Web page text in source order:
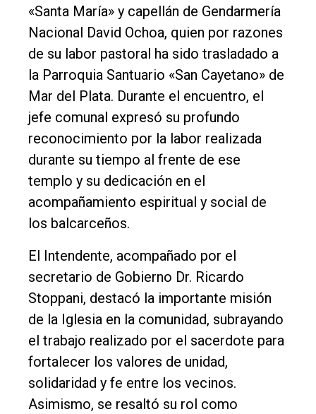
Rural
Deportes
Fúnebres
Edición
Empresa
Nosotros
Contacto
«Santa María» y capellán de Gendarmería
Nacional David Ochoa, quien por razones
de su labor pastoral ha sido trasladado a
la Parroquia Santuario «San Cayetano» de
Mar del Plata. Durante el encuentro, el
jefe comunal expresó su profundo
reconocimiento por la labor realizada
durante su tiempo al frente de ese
templo y su dedicación en el
acompañamiento espiritual y social de
los balcarceños.
El Intendente, acompañado por el
secretario de Gobierno Dr. Ricardo
Stoppani, destacó la importante misión
de la Iglesia en la comunidad, subrayando
el trabajo realizado por el sacerdote para
fortalecer los valores de unidad,
solidaridad y fe entre los vecinos.
Asimismo, se resaltó su rol como